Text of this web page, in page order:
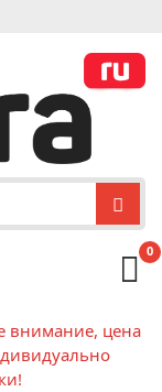
0
внимание, цена